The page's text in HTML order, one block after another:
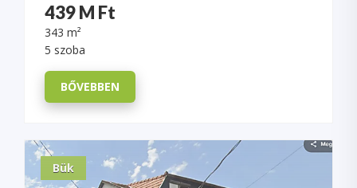
439 M Ft
343 m²
5 szoba
BŐVEBBEN
Bük